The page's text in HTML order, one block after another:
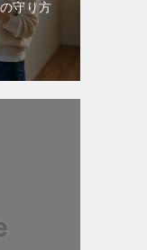
守り方